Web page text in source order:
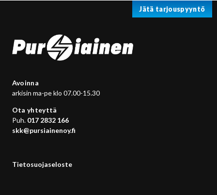
Jätä tarjouspyyntö
Avoinna
arkisin ma-pe klo 07.00-15.30
Ota yhteyttä
Puh. 017 2832 166
skk@pursiainenoy.fi
Tietosuojaseloste